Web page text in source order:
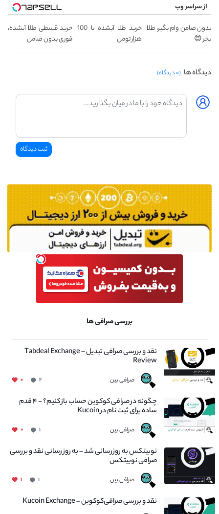
از سراسر وب
بدون ضامن وام بگیر، طلا
بخر 😍
خرید طلا آبشده با 100
هزار تومن
خرید قسطی طلا آبشده،
فوری بدون ضامن
دیدگاه ها (۰ دیدگاه)
بررسی صرافی ها
نقد و بررسی صرافی تبدیل – Tabdeal Exchange
Review
صرافی بین ۲ ۰
چگونه در صرافی کوکوین حساب باز کنیم؟ - ۴ قدم
ساده برای ثبت نام در Kucoin
صرافی بین ۱ ۰
نوبیتکس به روزرسانی شد – به روز رسانی نقد و بررسی
صرافی نوبیتکس
صرافی بین ۱ ۱
نقد و بررسی صرافی‌کوکوین – Kucoin Exchange